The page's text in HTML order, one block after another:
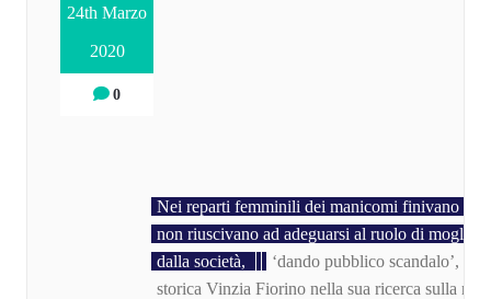
24th Marzo
2020
0
Nei reparti femminili dei manicomi finivano
non riuscivano ad adeguarsi al ruolo di moglie
dalla società,
‘dando pubblico scandalo’,
storica Vinzia Fiorino nella sua ricerca sulla